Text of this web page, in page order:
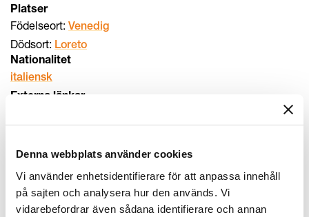
Denna webbplats använder cookies
Vi använder enhetsidentifierare för att anpassa innehåll
på sajten och analysera hur den används. Vi
vidarebefordrar även sådana identifierare och annan
Platser
Födelseort: Venedig
Dödsort: Loreto
Nationalitet
italiensk
Externa länkar
Wikidata:http://www.wikidata.org/entity/Q310973
http://viaf.org/viaf/22165049
ULAN:http://vocab.getty.edu/ulan/500015631